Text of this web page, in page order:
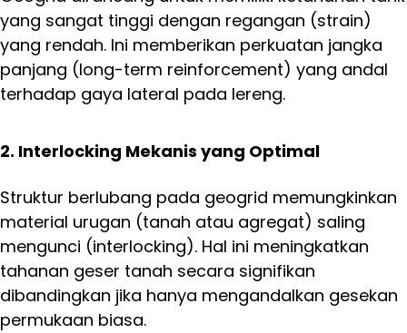
yang sangat tinggi dengan regangan (strain)
yang rendah. Ini memberikan perkuatan jangka
panjang (long-term reinforcement) yang andal
terhadap gaya lateral pada lereng.
2. Interlocking Mekanis yang Optimal
Struktur berlubang pada geogrid memungkinkan
material urugan (tanah atau agregat) saling
mengunci (interlocking). Hal ini meningkatkan
tahanan geser tanah secara signifikan
dibandingkan jika hanya mengandalkan gesekan
permukaan biasa.